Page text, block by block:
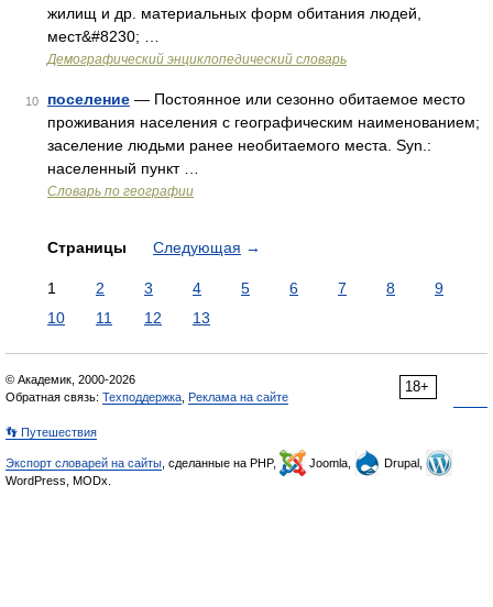
жилищ и др. материальных форм обитания людей,
мест&#8230; …
Демографический энциклопедический словарь
10 поселение — Постоянное или сезонно обитаемое место
проживания населения с географическим наименованием;
заселение людьми ранее необитаемого места. Syn.:
населенный пункт …
Словарь по географии
Страницы Следующая →
1 2 3 4 5 6 7 8
9
10
11 12 13
18+
© Академик, 2000-2026
Обратная связь: Техподдержка Реклама на сайте
👣 Путешествия
Экспорт словарей на сайты , сделанные на PHP, Joomla,
Drupal,
WordPress, MODx.